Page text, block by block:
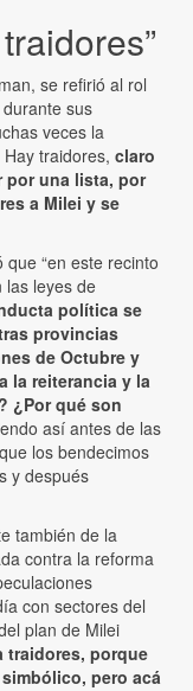
se refirió al rol
sus
veces la
traidores, claro
por una lista, por
a Milei y se
“en este recinto
las leyes de
política se
provincias
de Octubre y
la reiterancia y la
¿Por qué son
así antes de las
los bendecimos
y después
también de la
contra la reforma
con sectores del
plan de Milei
traidores, porque
pero acá